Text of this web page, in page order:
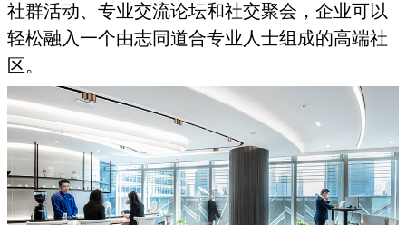
社群活动、专业交流论坛和社交聚会，企业可以
轻松融入一个由志同道合专业人士组成的高端社
区。